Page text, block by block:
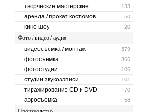
133
творческие мастерские
50
аренда / прокат костюмов
20
кино шоу
Фото / видео / аудио
379
видеосъёмка / монтаж
366
фотосъемка
106
фотостудии
101
студии звукозаписи
70
тиражирование CD и DVD
58
аэросъемка